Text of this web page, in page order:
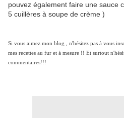
pouvez également faire une sauce
5 cuillères à soupe de crème )
Si vous aimez mon blog , n'hésitez pas à vous
mes recettes au fur et à mesure !! Et surtout
commentaires!!!